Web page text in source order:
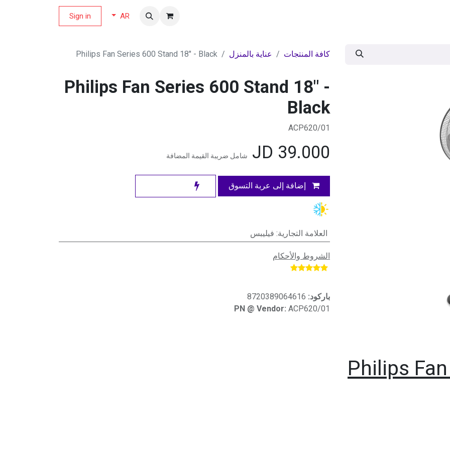
AR
Sign in
كافة المنتجات عناية بالمنزل Philips Fan Series 600 Stand 18" - Black
Philips Fan Series 600 Stand 18" -
Black
ACP620/01
39.000 شامل ضريبة القيمة المضافة
إضافة إلى عربة التسوق
العلامة التجارية: فيليبس
الشروط والأحكام
باركود: 8720389064616
PN @ Vendor: ACP620/01
Philips